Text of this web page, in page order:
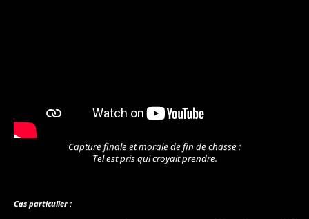
Capture finale et morale de fin de chasse :
Tel est pris qui croyait prendre.
Cas particulier :